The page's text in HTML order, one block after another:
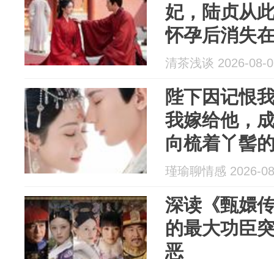
妃，陆贞从
怀孕后消失
自己错得有
清茶浅谈 2026-08-
陛下因记恨
我嫁给他，
向梳着丫髻
家嫡出小姐
瑾瑜聊情感 2026-
深读《甄嬛
的最大功臣
恶